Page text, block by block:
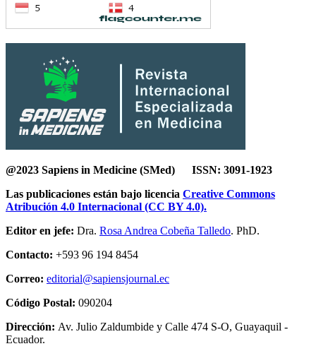
@2023 Sapiens in Medicine (SMed) ISSN: 3091-1923
Las publicaciones están bajo licencia Creative Commons
Atribución 4.0 Internacional (CC BY 4.0).
Editor en jefe: Dra. Rosa Andrea Cobeña Talledo. PhD.
Contacto: +593 96 194 8454
Correo: editorial@sapiensjournal.ec
Código Postal: 090204
Dirección: Av. Julio Zaldumbide y Calle 474 S-O, Guayaquil -
Ecuador.